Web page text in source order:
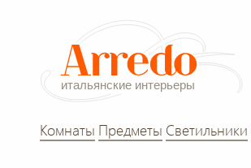
Комнаты Предметы Светильники